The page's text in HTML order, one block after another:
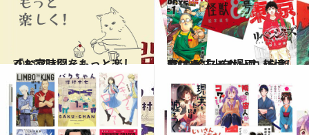
2021.7.21
「お家時間をもっと楽しく」
ライフスタイル 2021.7.3
もはや“アラサー主人公”も珍しくない！ 越境していく「少年漫画」を考察
カルチャー